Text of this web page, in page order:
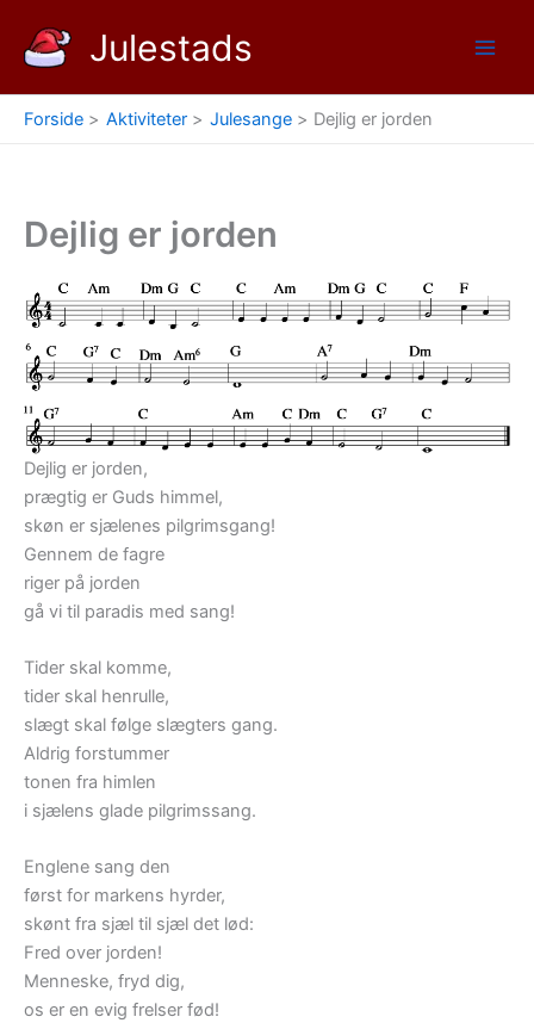
indholdet
Julestads
Forside Aktiviteter Julesange Dejlig er jorden
Dejlig er jorden
Dejlig er jorden,
prægtig er Guds himmel,
skøn er sjælenes pilgrimsgang!
Gennem de fagre
riger på jorden
gå vi til paradis med sang!
Tider skal komme,
tider skal henrulle,
slægt skal følge slægters gang.
Aldrig forstummer
tonen fra himlen
i sjælens glade pilgrimssang.
Englene sang den
først for markens hyrder,
skønt fra sjæl til sjæl det lød:
Fred over jorden!
Menneske, fryd dig,
os er en evig frelser fød!